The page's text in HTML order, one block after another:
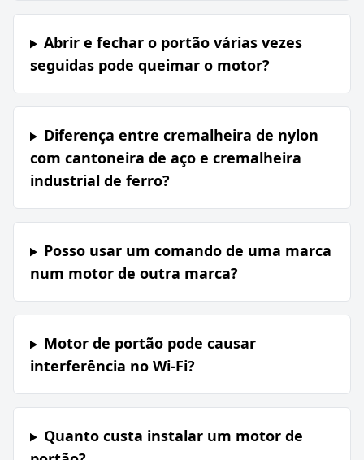
Abrir e fechar o portão várias vezes
seguidas pode queimar o motor?
Diferença entre cremalheira de nylon
com cantoneira de aço e cremalheira
industrial de ferro?
Posso usar um comando de uma marca
num motor de outra marca?
Motor de portão pode causar
interferência no Wi-Fi?
Quanto custa instalar um motor de